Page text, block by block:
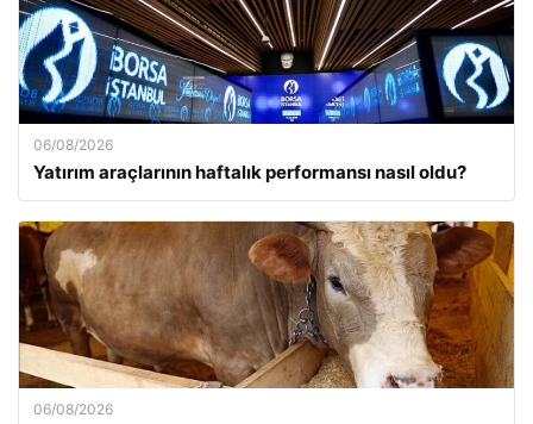
06/08/2026
Yatırım araçlarının haftalık performansı nasıl oldu?
06/08/2026